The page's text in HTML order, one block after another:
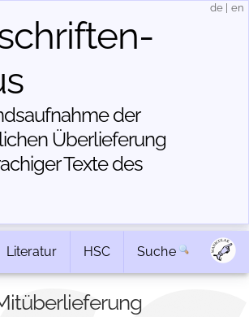
der
Über­lieferung
Texte des
de en
Literatur HSC Suche